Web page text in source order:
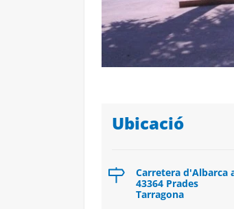
Ubicació
Carretera d'Albarca
43364 Prades
Tarragona